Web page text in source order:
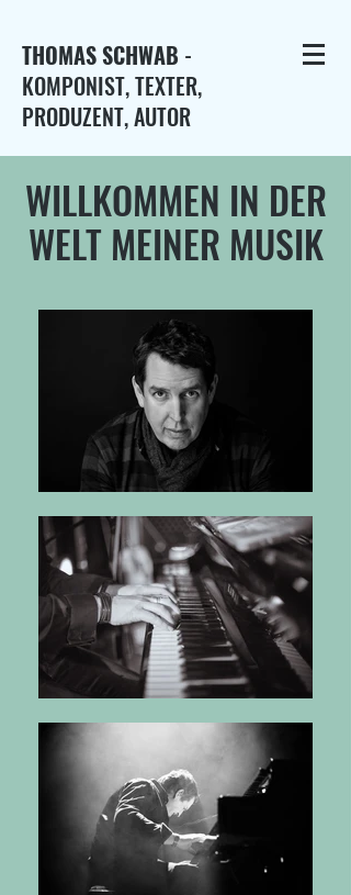
THOMAS SCHWAB -
KOMPONIST, TEXTER,
PRODUZENT, AUTOR
WILLKOMMEN IN DER
WELT MEINER MUSIK